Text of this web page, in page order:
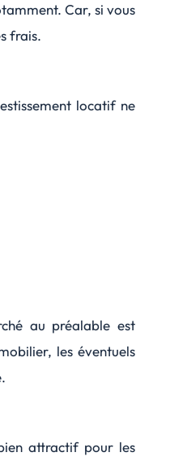
Car, si vous
frais.
locatif ne
au préalable est
les éventuels
attractif pour les